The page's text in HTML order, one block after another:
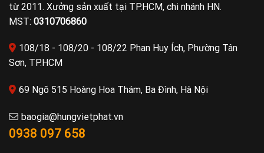
từ 2011. Xưởng sản xuất tại TP.HCM, chi nhánh HN.
MST: 0310706860
108/18 - 108/20 - 108/22 Phan Huy Ích, Phường Tân
Sơn, TP.HCM
69 Ngõ 515 Hoàng Hoa Thám, Ba Đình, Hà Nội
baogia@hungvietphat.vn
0938 097 658